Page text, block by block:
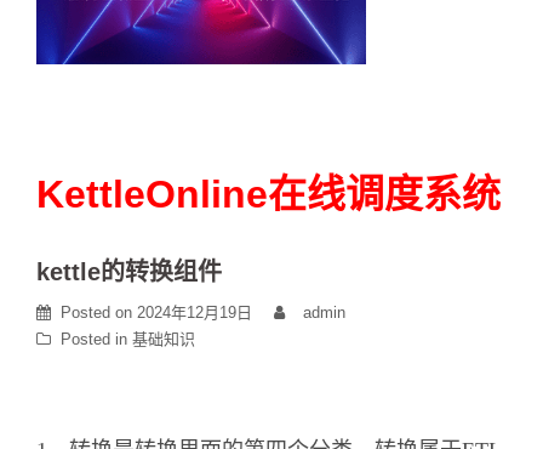
KettleOnline在线调度系统
kettle的转换组件
Posted on 2024年12月19日
admin
Posted in 基础知识